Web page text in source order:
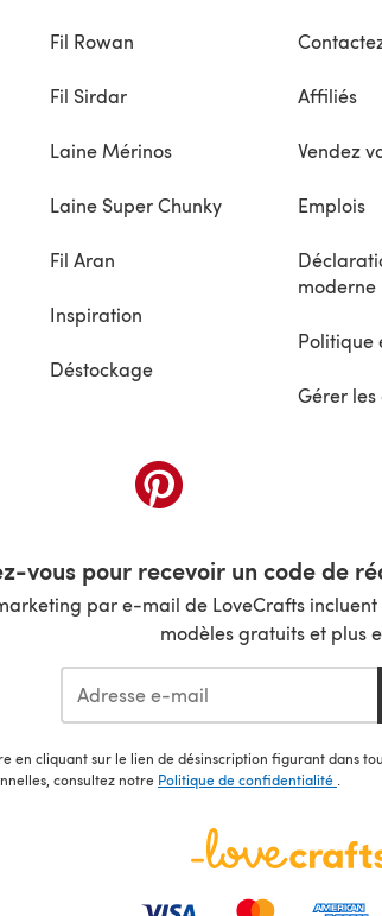
Fil Rowan
Fil Sirdar
Laine Mérinos
Laine Super Chunky
Fil Aran
Inspiration
Déstockage
Affiliés
Vendez
Emplois
moderne
Politique
Gérer les
nouvel onglet) (s'ouvre dans un nouvel
vous pour recevoir un code de
par e-mail de LoveCrafts
modèles gratuits et plus
en cliquant sur le lien de désinscription figurant dans
consultez notre Politique de confidentialité .